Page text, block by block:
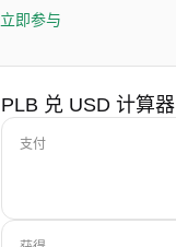
立即参与
PLB 兑 USD 计算器
支付